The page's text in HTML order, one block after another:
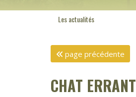
Les actualités
page précédente
CHAT ERRANT